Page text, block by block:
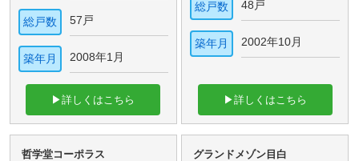
総戸数 57戸
築年月 2008年1月
▶詳しくはこちら
総戸数 48戸
築年月 2002年10月
▶詳しくはこちら
哲学堂コーポラス グランドメゾン目白